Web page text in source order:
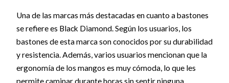
Una de las marcas más destacadas en cuanto a bastones
se refiere es Black Diamond. Según los usuarios, los
bastones de esta marca son conocidos por su durabilidad
y resistencia. Además, varios usuarios mencionan que la
ergonomía de los mangos es muy cómoda, lo que les